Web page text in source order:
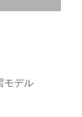
モデル